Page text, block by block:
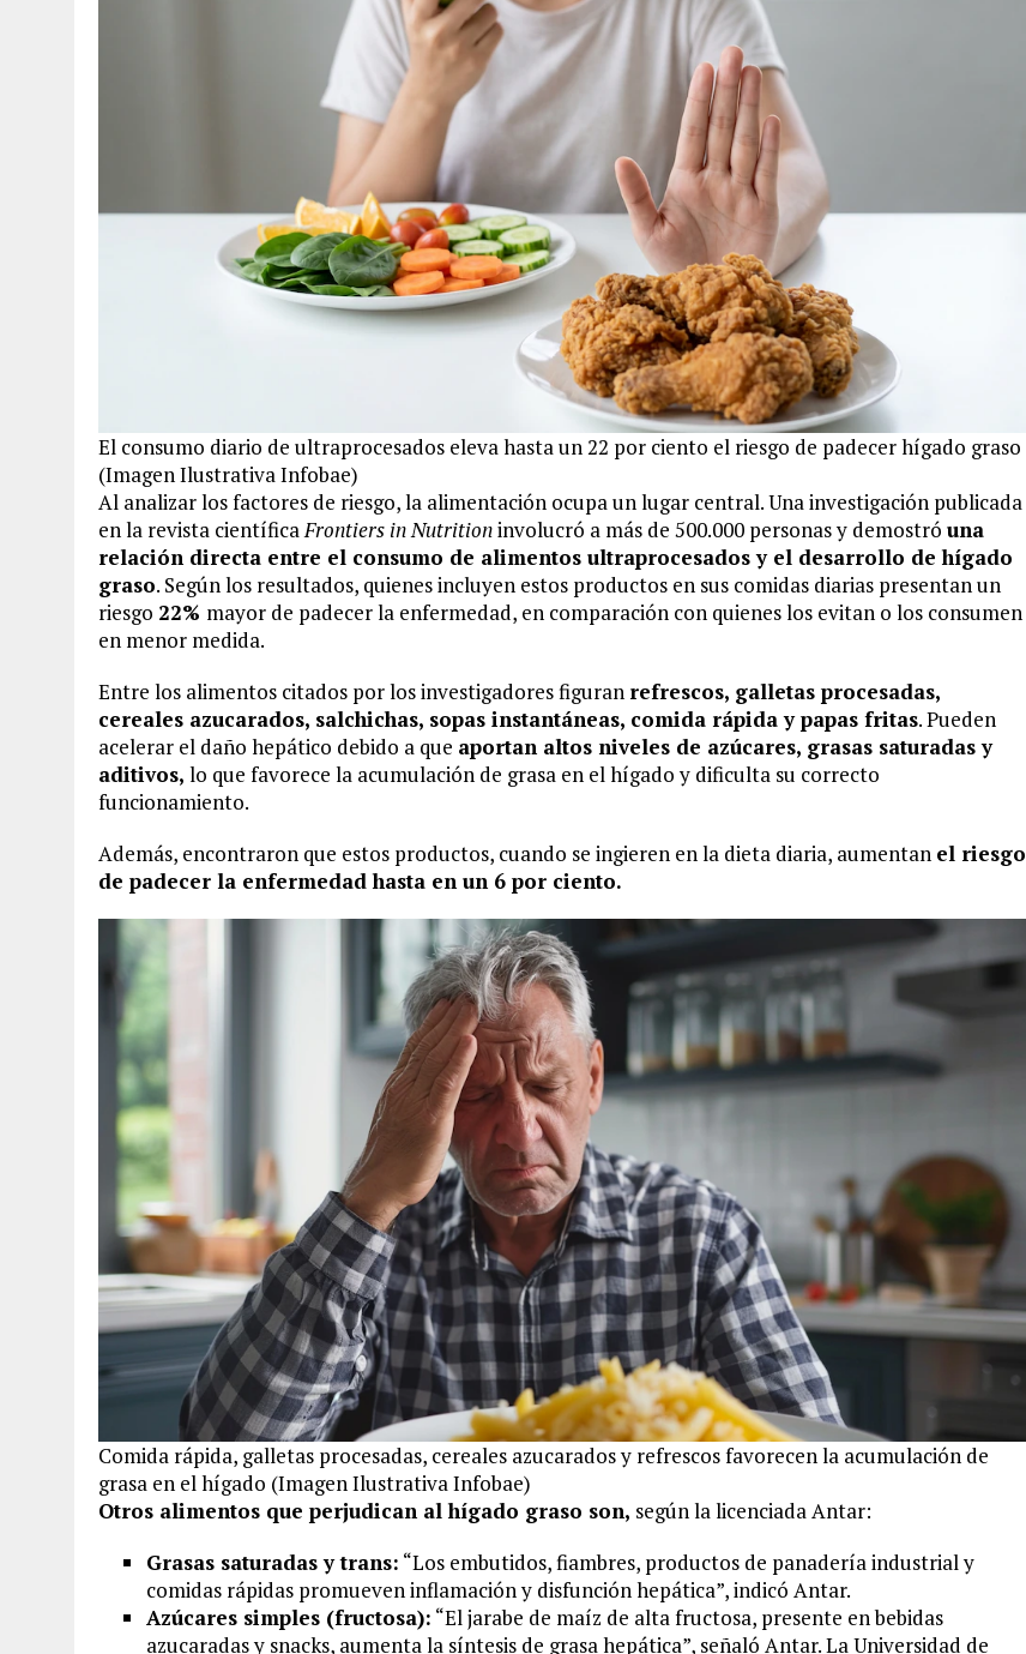
El consumo diario de ultraprocesados eleva hasta un 22 por ciento el riesgo de padecer hígado graso
(Imagen Ilustrativa Infobae)
Al analizar los factores de riesgo, la alimentación ocupa un lugar central. Una investigación publicada
en la revista científicaFrontiers in Nutritioninvolucró a más de 500.000 personas y demostró una
relación directa entre el consumo de alimentos ultraprocesados y el desarrollo de hígado
graso. Según los resultados, quienes incluyen estos productos en sus comidas diarias presentan un
riesgo 22% mayor de padecer la enfermedad, en comparación con quienes los evitan o los consumen
en menor medida.
Entre los alimentos citados por los investigadores figuran refrescos, galletas procesadas,
cereales azucarados, salchichas, sopas instantáneas, comida rápida y papas fritas. Pueden
acelerar el daño hepático debido a que aportan altos niveles de azúcares, grasas saturadas y
aditivos, lo que favorece la acumulación de grasa en el hígado y dificulta su correcto
funcionamiento.
Además, encontraron que estos productos, cuando se ingieren en la dieta diaria, aumentan el riesgo
de padecer la enfermedad hasta en un 6 por ciento.
Comida rápida, galletas procesadas, cereales azucarados y refrescos favorecen la acumulación de
grasa en el hígado (Imagen Ilustrativa Infobae)
Otros alimentos que perjudican al hígado graso son, según la licenciada Antar:
Grasas saturadas y trans: “Los embutidos, fiambres, productos de panadería industrial y
comidas rápidas promueven inflamación y disfunción hepática”, indicó Antar.
Azúcares simples (fructosa): “El jarabe de maíz de alta fructosa, presente en bebidas
azucaradas y snacks, aumenta la síntesis de grasa hepática”, señaló Antar. La Universidad de